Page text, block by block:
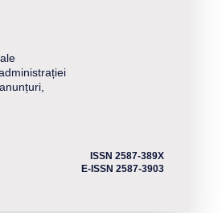
ISSN 2587-389X
E-ISSN 2587-3903